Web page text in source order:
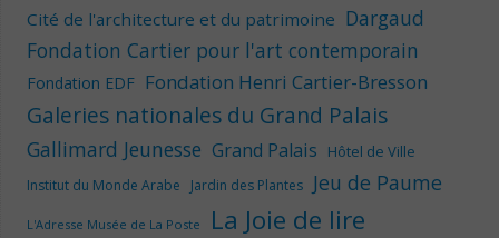
Cité de l'architecture et du patrimoine Dargaud
Fondation Cartier pour l'art contemporain
Fondation EDF Fondation Henri Cartier-Bresson
Galeries nationales du Grand Palais
Gallimard Jeunesse Grand Palais Hôtel de Ville
Institut du Monde Arabe Jardin des Plantes Jeu de Paume
L'Adresse Musée de La Poste La Joie de lire